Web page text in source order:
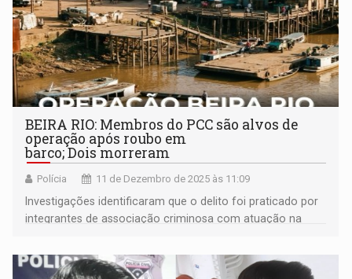
BEIRA RIO: Membros do PCC são alvos de
operação após roubo em
barco; Dois morreram
Polícia 11 de Dezembro de 2025 às 11:09
Investigações identificaram que o delito foi praticado por
integrantes de associação criminosa com atuação na